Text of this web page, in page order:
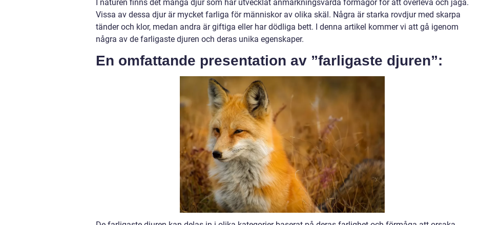
I naturen finns det många djur som har utvecklat anmärkningsvärda förmågor för att överleva och jaga.
Vissa av dessa djur är mycket farliga för människor av olika skäl. Några är starka rovdjur med skarpa
tänder och klor, medan andra är giftiga eller har dödliga bett. I denna artikel kommer vi att gå igenom
några av de farligaste djuren och deras unika egenskaper.
En omfattande presentation av ”farligaste djuren”: